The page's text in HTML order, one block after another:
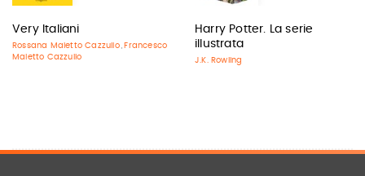
Very Italiani
Rossana Maletto Cazzullo, Francesco
Maletto Cazzullo
Harry Potter. La serie
illustrata
J.K. Rowling